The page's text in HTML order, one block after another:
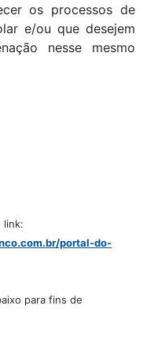
os processos de
e/ou que desejem
nesse mesmo
link:
portal-do-
para fins de